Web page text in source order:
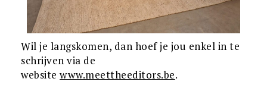
Wil je langskomen, dan hoef je jou enkel in te
schrijven via de
websitewww.meettheeditors.be.